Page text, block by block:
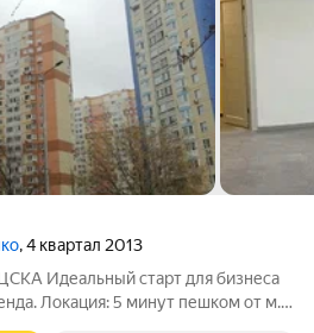
, 4 квартал 2013
бизнеса
от м.